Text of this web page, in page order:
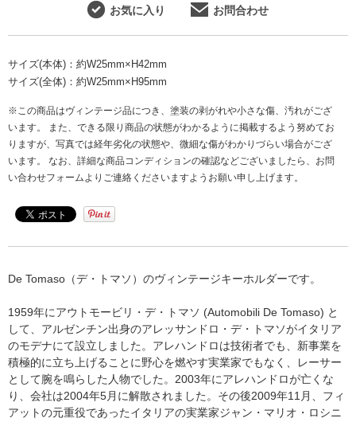
お気に入り お問合わせ
サイズ(本体)： 約W25mm×H42mm
サイズ(全体)： 約W25mm×H95mm
※この商品はヴィンテージ品につき、塗装の剥がれや小さな傷、汚れがござ
います。 また、できる限り商品の状態がわかるように掲載するよう努めてお
りますが、写真では経年劣化の状態や、微細な傷がわかりづらい場合がござ
います。 なお、詳細な商品コンディションの確認などございましたら、お問
い合わせフォームよりご連絡くださいますようお願い申し上げます。
De Tomaso（デ・トマソ）のヴィンテージキーホルダーです。
1959年にアウトモービリ・デ・トマソ (Automobili De Tomaso) と
して、アルゼンチン出身のアレッサンドロ・デ・トマソがイタリア
のモデナにて設立しました。アレハンドロは技術者でも、新事業を
積極的に立ち上げることに野心を燃やす実業家でもなく、レーサー
として腕を鳴らした人物でした。2003年にアレハンドロが亡くな
り、会社は2004年5月に解散されました。その後2009年11月、フィ
アットの元重役であったイタリアの実業家ジャン・マリオ・ロシニ